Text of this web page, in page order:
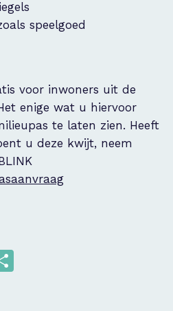
speelgoed
voor inwoners uit de
enige wat u hiervoor
te laten zien. Heeft
u deze kwijt, neem